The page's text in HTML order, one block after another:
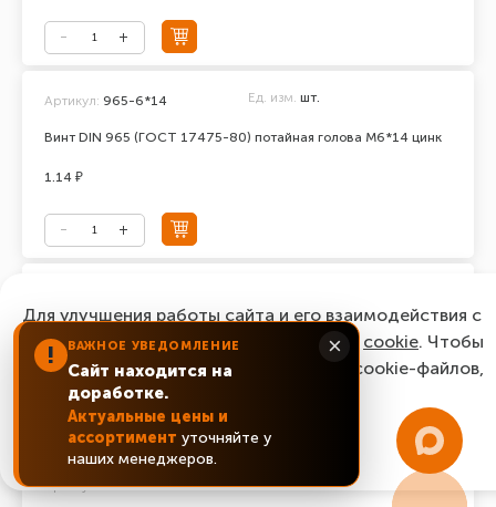
Винт DIN 965 (ГОСТ 17475-80) потайная голова М6*14 цинк
Артикул: 965-6*14 Ед. изм. шт.
1.14 ₽
Винт DIN 965 (ГОСТ 17475-80) потайная голова М6*16 цинк
0.87 ₽
Артикул: 965-6*20 Ед. изм. шт.
! ВАЖНОЕ УВЕДОМЛЕНИЕ
Сайт находится на
доработке.
Актуальные цены и
ассортимент уточняйте у
наших менеджеров.
×
Для улучшения работы сайта и его взаимодействия с
пользователями мы используем файлы cookie. Чтобы
согласиться с нашим использованием cookie-файлов,
нажмите “Ок, понятно!”
ОК, понятно!